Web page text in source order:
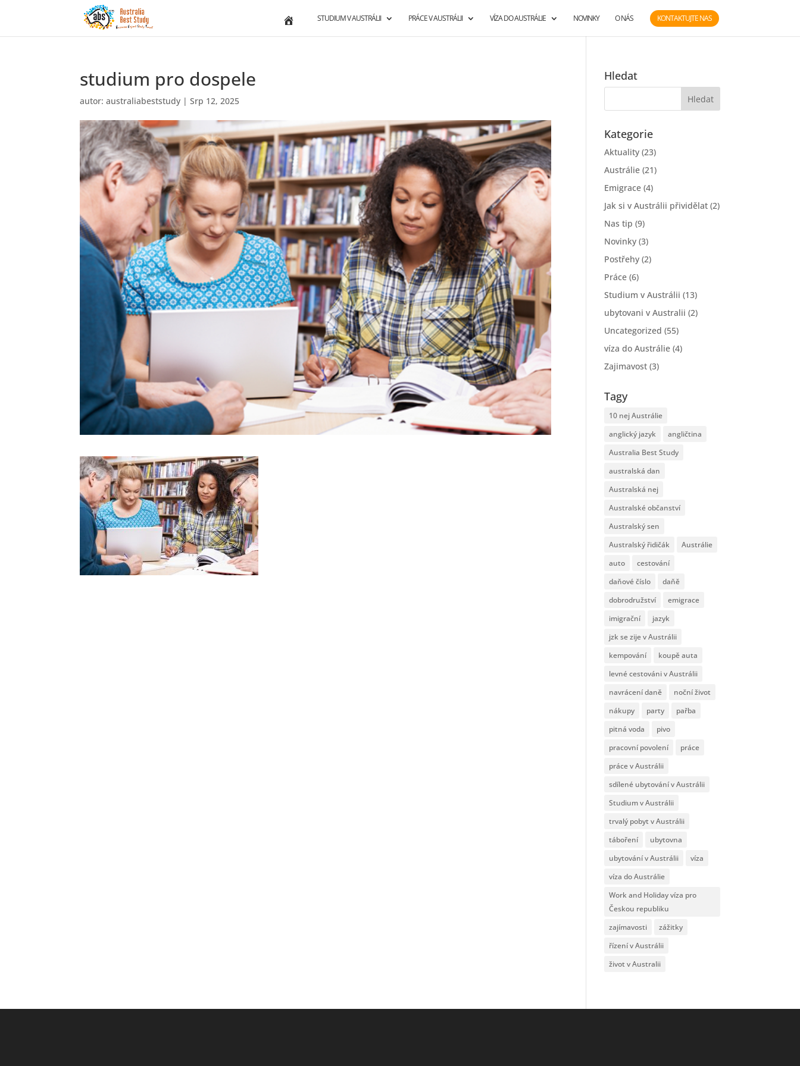
STUDIUM V AUSTRÁLII PRÁCE V AUSTRÁLII VÍZA DO AUSTRÁLIE NOVINKY O NÁS KONTAKTUJTE NAS
studium pro dospele
autor:australiabeststudy |Srp 12, 2025
Hledat
Kategorie
Aktuality (23)
Austrálie (21)
Emigrace (4)
Jak si v Austrálii přividělat (2)
Nas tip (9)
Novinky (3)
Postřehy (2)
Práce (6)
Studium v Austrálii (13)
ubytovani v Australii (2)
Uncategorized (55)
víza do Austrálie (4)
Zajimavost (3)
Tagy
10 nej Austrálie
anglický jazyk
angličtina
Australia Best Study
australská dan
Australská nej
Australské občanství
Australský sen
Australský řidičák
Austrálie
auto
cestování
daňové číslo
daňě
dobrodružství
emigrace
imigrační
jazyk
jzk se zije v Austrálii
kempování
koupě auta
levné cestováni v Austrálii
navrácení daně
noční život
nákupy
party
pařba
pitná voda
pivo
pracovní povolení
práce
práce v Austrálii
sdílené ubytování v Austrálii
Studium v Austrálii
trvalý pobyt v Austrálii
táboření
ubytovna
ubytování v Austrálii
víza
víza do Austrálie
Work and Holiday víza pro
Českou republiku
zajímavosti
zážitky
řízení v Austrálii
život v Australii